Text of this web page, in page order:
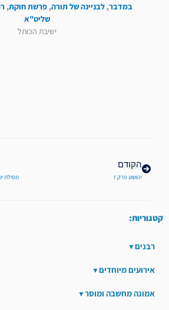
במדבר, לבניינה של תורה, פרשת חוקת,
שליט"א
ישיבת הכותל
הקודם
יהושוע פרק ז מסילת
קטגוריות:
רבנים
אירועים מיוחדים
אמונה מחשבה ומוסר